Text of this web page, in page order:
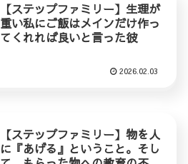
【ステップファミリー】生理が
重い私にご飯はメインだけ作っ
てくれれば良いと言った彼
2026.02.03
【ステップファミリー】物を人
に『あげる』ということ。そし